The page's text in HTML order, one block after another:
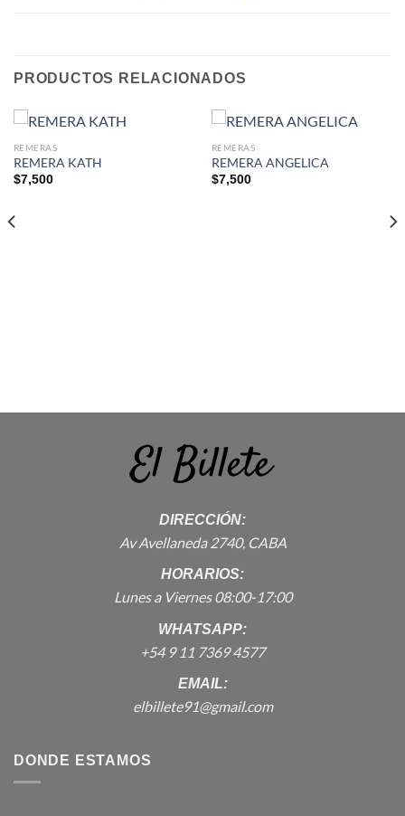
PRODUCTOS RELACIONADOS
REMERAS
REMERA KATH
$7,500
REMERAS
REMERA ANGELICA
$7,500
DIRECCIÓN:
Av Avellaneda 2740, CABA
HORARIOS:
Lunes a Viernes 08:00-17:00
WHATSAPP:
+54 9 11 7369 4577
EMAIL:
elbillete91@gmail.com
DONDE ESTAMOS